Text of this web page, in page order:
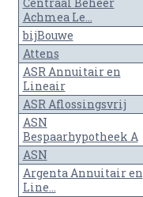
Achmea Le...
bijBouwe
Attens
ASR Annuitair en
Lineair
ASR Aflossingsvrij
ASN
Bespaarhypotheek A
ASN
Argenta Annuitair en
Line...